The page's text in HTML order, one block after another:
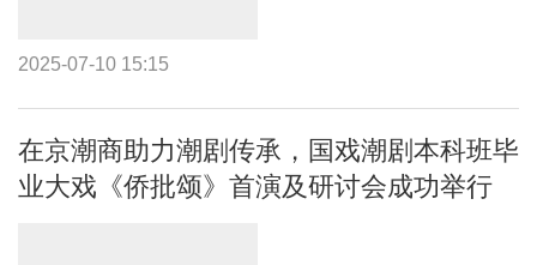
2025-07-10 15:15
在京潮商助力潮剧传承，国戏潮剧本科班毕
业大戏《侨批颂》首演及研讨会成功举行